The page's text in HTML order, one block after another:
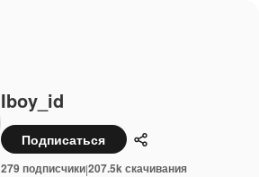
Iboy_id
Подписаться Поделиться
279 подписчики|207.5k скачивания